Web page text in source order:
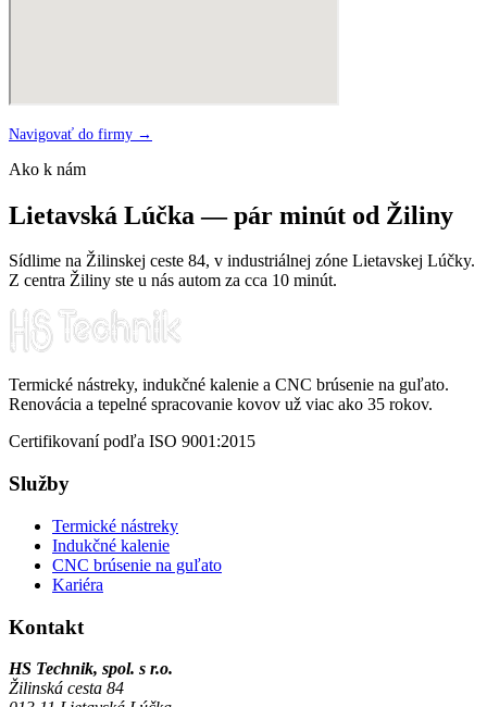
Navigovať do firmy →
Ako k nám
Lietavská Lúčka — pár minút od Žiliny
Sídlime na Žilinskej ceste 84, v industriálnej zóne Lietavskej Lúčky.
Z centra Žiliny ste u nás autom za cca 10 minút.
Termické nástreky, indukčné kalenie a CNC brúsenie na guľato.
Renovácia a tepelné spracovanie kovov už viac ako 35 rokov.
Certifikovaní podľa ISO 9001:2015
Služby
Termické nástreky
Indukčné kalenie
CNC brúsenie na guľato
Kariéra
Kontakt
HS Technik, spol. s r.o.
Žilinská cesta 84